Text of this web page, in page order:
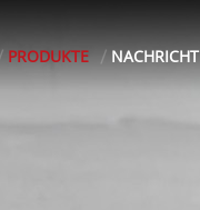
PRODUKTE NACHRICHT